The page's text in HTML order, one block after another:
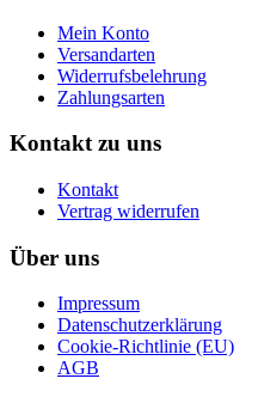
Mein Konto
Versandarten
Widerrufsbelehrung
Zahlungsarten
Kontakt zu uns
Kontakt
Vertrag widerrufen
Über uns
Impressum
Datenschutzerklärung
Cookie-Richtlinie (EU)
AGB